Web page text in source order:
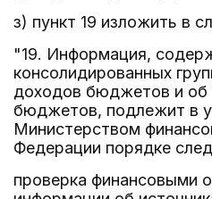
з) пункт 19 изложить в
"19. Информация,
консолидированных
доходов бюджетов и об
бюджетов, подлежит в
Министерством
Федерации порядке
проверка финансовыми